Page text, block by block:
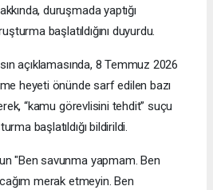
duruşmada yaptığı
başlatıldığını duyurdu.
açıklamasında, 8 Temmuz 2026
heyeti önünde sarf edilen bazı
“kamu görevlisini tehdit” suçu
başlatıldığı bildirildi.
"Ben savunma yapmam. Ben
merak etmeyin. Ben